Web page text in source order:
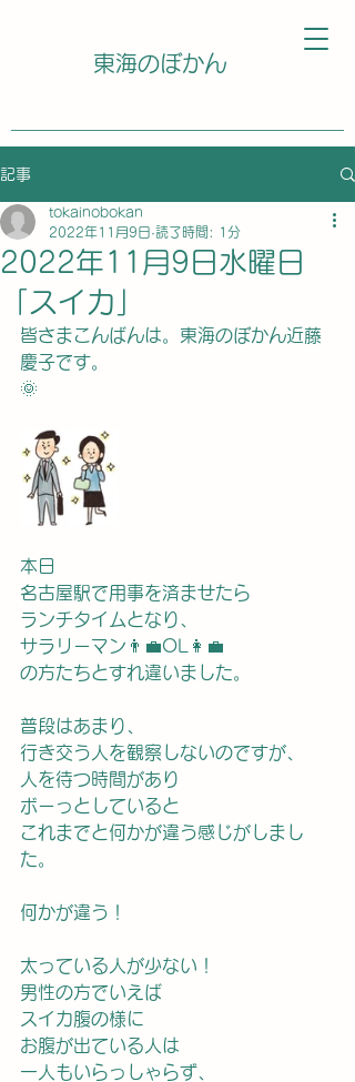
東海のぼかん
記事
2022年11月9日水曜日
「スイカ」
tokainobokan
2022年11月9日 読了時間: 1分
皆さまこんばんは。東海のぼかん近藤
慶子です。
🌞
本日
名古屋駅で用事を済ませたら
ランチタイムとなり、
サラリーマン👨‍💼OL👩‍💼
の方たちとすれ違いました。
普段はあまり、
行き交う人を観察しないのですが、
人を待つ時間があり
ボーっとしていると
これまでと何かが違う感じがしまし
た。
何かが違う！
太っている人が少ない！
男性の方でいえば
スイカ腹の様に
お腹が出ている人は
一人もいらっしゃらず、